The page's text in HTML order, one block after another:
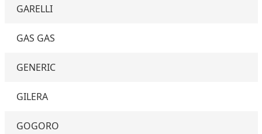
GARELLI
GAS GAS
GENERIC
GILERA
GOGORO